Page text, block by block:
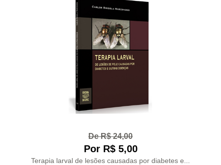
De R$ 24,00
Por R$ 5,00
Terapia larval de lesões causadas por diabetes e...